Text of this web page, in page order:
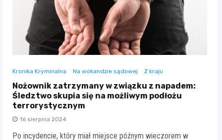
Kronika Kryminalna Na wokandzie sądowej Z kraju
Nożownik zatrzymany w związku z napadem:
Śledztwo skupia się na możliwym podłożu
terrorystycznym
16 sierpnia 2024
Po incydencie, który miał miejsce późnym wieczorem w